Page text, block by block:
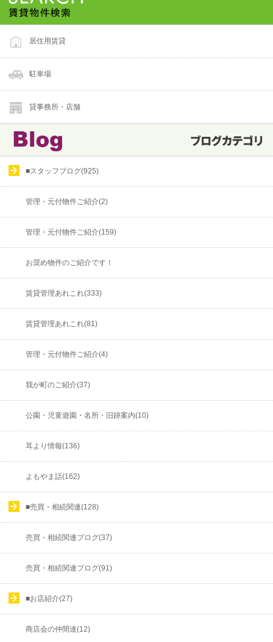
居住用賃貸
駐車場
貸事務所・店舗
■スタッフブログ(925)
管理・元付物件ご紹介(2)
管理・元付物件ご紹介(159)
お奨め物件のご紹介です！
賃貸管理あれこれ(333)
賃貸管理あれこれ(81)
管理・元付物件ご紹介(4)
我が町のご紹介(37)
公園・児童遊園・名所・旧跡案内(10)
耳より情報(136)
よもやま話(162)
■売買・相続関連(128)
売買・相続関連ブログ(37)
売買・相続関連ブログ(91)
■お店紹介(27)
商店会の仲間達(12)